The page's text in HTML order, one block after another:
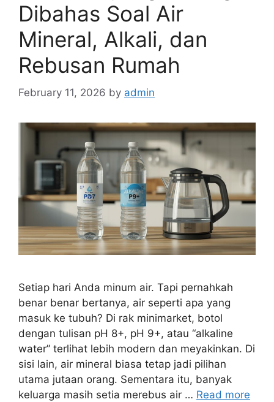
Dibahas Soal Air
Mineral, Alkali, dan
Rebusan Rumah
February 11, 2026 by admin
Setiap hari Anda minum air. Tapi pernahkah
benar benar bertanya, air seperti apa yang
masuk ke tubuh? Di rak minimarket, botol
dengan tulisan pH 8+, pH 9+, atau “alkaline
water” terlihat lebih modern dan meyakinkan. Di
sisi lain, air mineral biasa tetap jadi pilihan
utama jutaan orang. Sementara itu, banyak
keluarga masih setia merebus air … Read more